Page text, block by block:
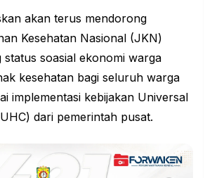
akan terus mendorong
Kesehatan Nasional (JKN)
status soasial ekonomi warga
kesehatan bagi seluruh warga
implementasi kebijakan Universal
dari pemerintah pusat.